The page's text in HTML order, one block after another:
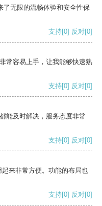
了无限的流畅体验和安全性保
支持[0] 反对[0]
常容易上手，让我能够快速熟
支持[0] 反对[0]
能及时解决，服务态度非常
支持[0] 反对[0]
来非常方便。功能的布局也
支持[0] 反对[0]